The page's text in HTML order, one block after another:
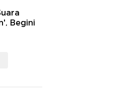
Begini